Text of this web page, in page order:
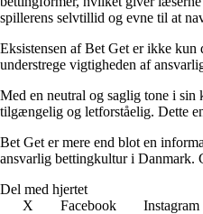
spillerens selvtillid og evne til at
Eksistensen af Bet Get er ikke
understrege vigtigheden af
Med en neutral og saglig tone i sin
tilgængelig og letforståelig. Dette
Bet Get er mere end blot en
ansvarlig bettingkultur i Danmark.
Del med hjertet
X
Facebook Instagram